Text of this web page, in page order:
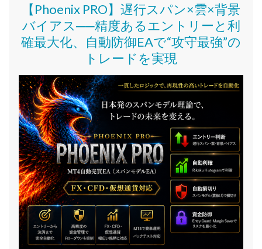
【Phoenix PRO】遅行スパン×雲×背景
バイアス──精度あるエントリーと利
確最大化、自動防御EAで“攻守最強”の
トレードを実現